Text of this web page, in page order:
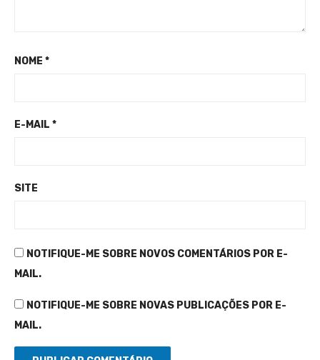
NOME *
E-MAIL *
SITE
NOTIFIQUE-ME SOBRE NOVOS COMENTÁRIOS POR E-
MAIL.
NOTIFIQUE-ME SOBRE NOVAS PUBLICAÇÕES POR E-
MAIL.